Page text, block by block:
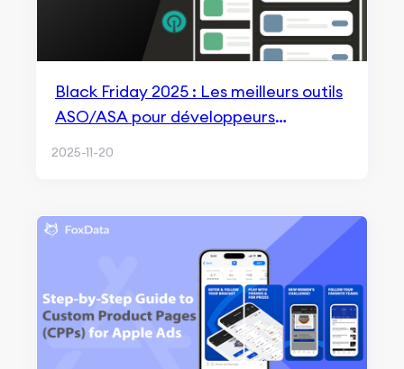
Black Friday 2025 : Les meilleurs outils
ASO/ASA pour développeurs
2025-11-20